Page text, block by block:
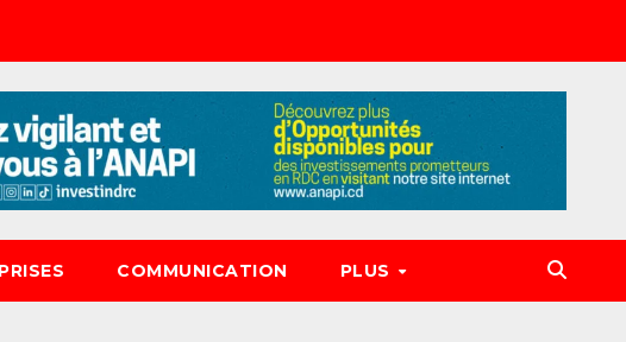
COMMUNICATION PLUS